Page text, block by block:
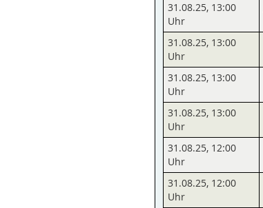
31.08.25, 13:00
Uhr
31.08.25, 13:00
Uhr
31.08.25, 13:00
Uhr
31.08.25, 13:00
Uhr
31.08.25, 12:00
Uhr
31.08.25, 12:00
Uhr